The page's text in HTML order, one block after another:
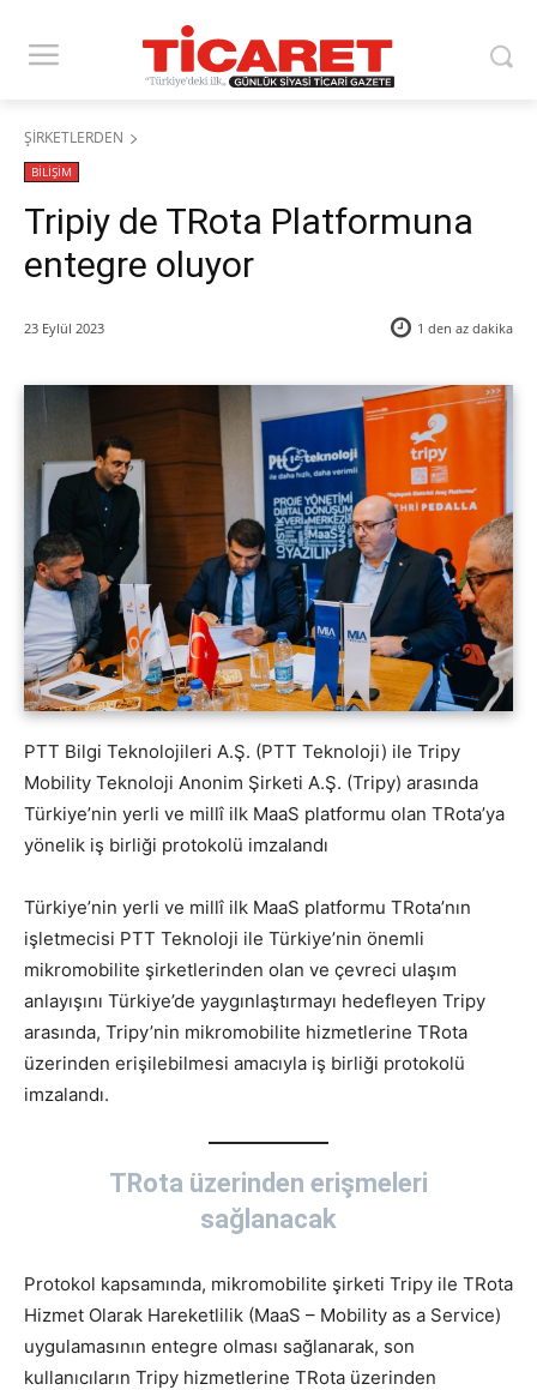
ŞİRKETLERDEN
BİLİŞİM
Tripiy de TRota Platformuna
entegre oluyor
23 Eylül 2023 1 den az dakika
PTT Bilgi Teknolojileri A.Ş. (PTT Teknoloji) ile Tripy
Mobility Teknoloji Anonim Şirketi A.Ş. (Tripy) arasında
Türkiye’nin yerli ve millî ilk MaaS platformu olan TRota’ya
yönelik iş birliği protokolü imzalandı
Türkiye’nin yerli ve millî ilk MaaS platformu TRota’nın
işletmecisi PTT Teknoloji ile Türkiye’nin önemli
mikromobilite şirketlerinden olan ve çevreci ulaşım
anlayışını Türkiye’de yaygınlaştırmayı hedefleyen Tripy
arasında, Tripy’nin mikromobilite hizmetlerine TRota
üzerinden erişilebilmesi amacıyla iş birliği protokolü
imzalandı.
TRota üzerinden erişmeleri
sağlanacak
Protokol kapsamında, mikromobilite şirketi Tripy ile TRota
Hizmet Olarak Hareketlilik (MaaS – Mobility as a Service)
uygulamasının entegre olması sağlanarak, son
kullanıcıların Tripy hizmetlerine TRota üzerinden